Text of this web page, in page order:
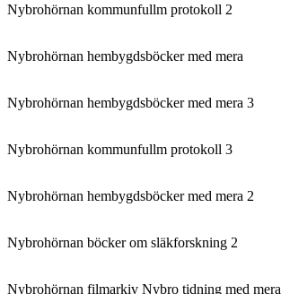
Nybrohörnan kommunfullm protokoll 2
Nybrohörnan hembygdsböcker med mera
Nybrohörnan hembygdsböcker med mera 3
Nybrohörnan kommunfullm protokoll 3
Nybrohörnan hembygdsböcker med mera 2
Nybrohörnan böcker om släkforskning 2
Nybrohörnan filmarkiv Nybro tidning med mera